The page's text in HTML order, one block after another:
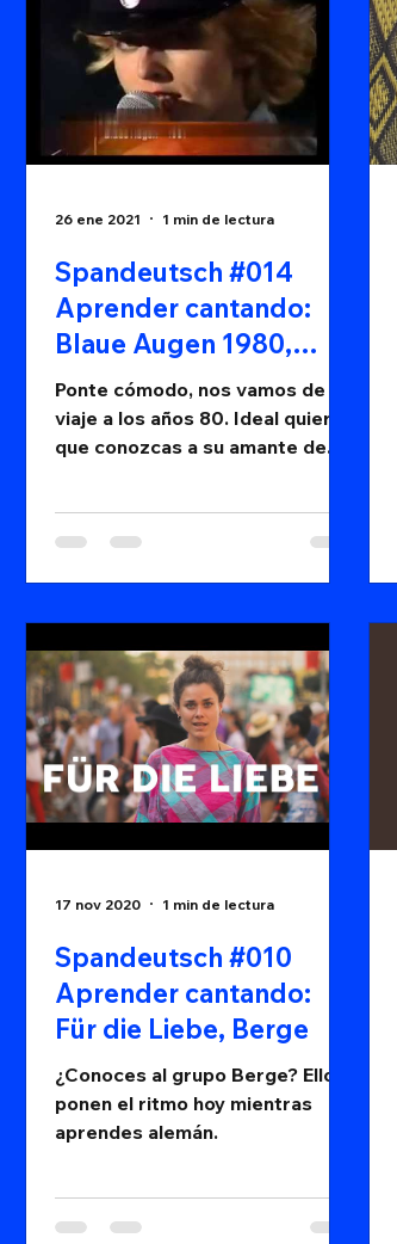
Spandeutsch #014
Aprender cantando:
Blaue Augen 1980,
Ideal
Ponte cómodo, nos vamos de
viaje a los años 80. Ideal quiere
que conozcas a su amante de
26 ene 2021 1 min de lectura
Spandeutsch #010
Aprender cantando:
Für die Liebe, Berge
¿Conoces al grupo Berge? Ellos
ponen el ritmo hoy mientras
aprendes alemán.
17 nov 2020 1 min de lectura